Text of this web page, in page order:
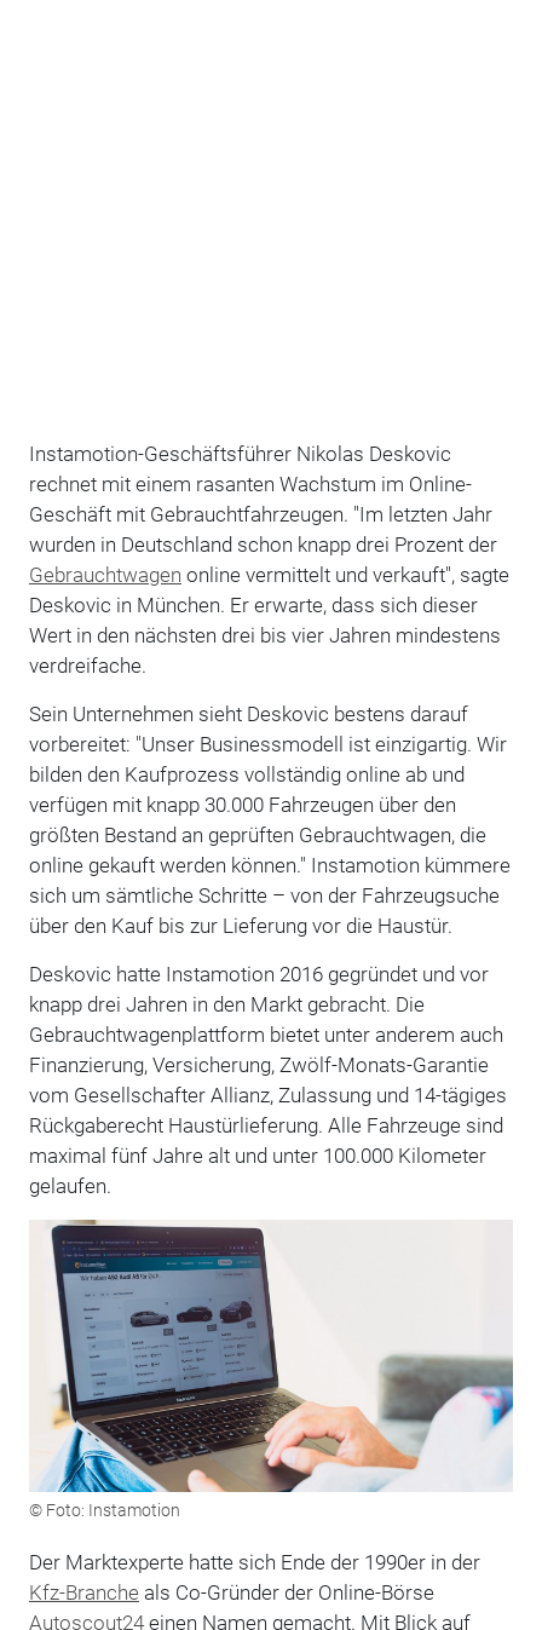
Instamotion-Geschäftsführer Nikolas Deskovic
rechnet mit einem rasanten Wachstum im Online-
Geschäft mit Gebrauchtfahrzeugen. "Im letzten Jahr
wurden in Deutschland schon knapp drei Prozent der
Gebrauchtwagen online vermittelt und verkauft", sagte
Deskovic in München. Er erwarte, dass sich dieser
Wert in den nächsten drei bis vier Jahren mindestens
verdreifache.
Sein Unternehmen sieht Deskovic bestens darauf
vorbereitet: "Unser Businessmodell ist einzigartig. Wir
bilden den Kaufprozess vollständig online ab und
verfügen mit knapp 30.000 Fahrzeugen über den
größten Bestand an geprüften Gebrauchtwagen, die
online gekauft werden können." Instamotion kümmere
sich um sämtliche Schritte – von der Fahrzeugsuche
über den Kauf bis zur Lieferung vor die Haustür.
Deskovic hatte Instamotion 2016 gegründet und vor
knapp drei Jahren in den Markt gebracht. Die
Gebrauchtwagenplattform bietet unter anderem auch
Finanzierung, Versicherung, Zwölf-Monats-Garantie
vom Gesellschafter Allianz, Zulassung und 14-tägiges
Rückgaberecht Haustürlieferung. Alle Fahrzeuge sind
maximal fünf Jahre alt und unter 100.000 Kilometer
gelaufen.
© Foto: Instamotion
Der Marktexperte hatte sich Ende der 1990er in der
Kfz-Branche als Co-Gründer der Online-Börse
Autoscout24einen Namen gemacht. Mit Blick auf